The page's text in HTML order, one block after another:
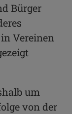
Bürger
Vereinen
um
von der